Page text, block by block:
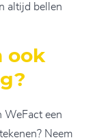
altijd bellen
ook
WeFact een
Neem